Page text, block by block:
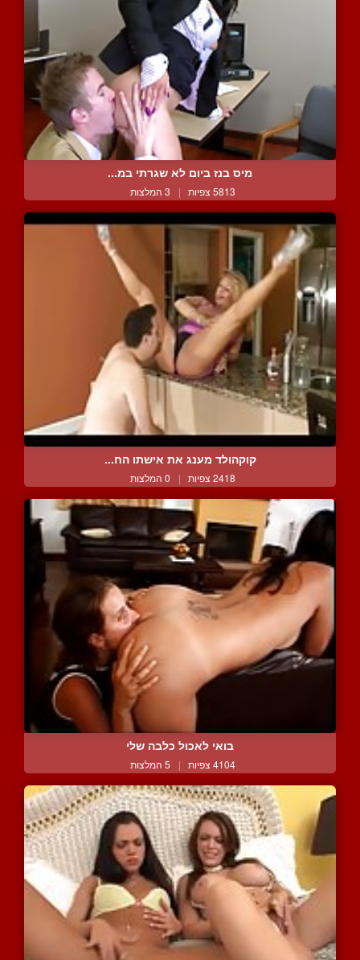
מיס בנז ביום לא שגרתי במ...
5813 צפיות | 3 המלצות
קוקהולד מענג את אישתו הח...
2418 צפיות | 0 המלצות
בואי לאכול כלבה שלי
4104 צפיות | 5 המלצות